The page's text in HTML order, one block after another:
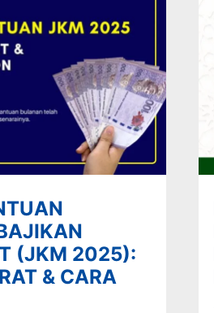
(JKM 2025):
& CARA